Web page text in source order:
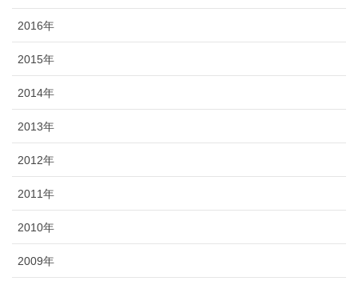
2016年
2015年
2014年
2013年
2012年
2011年
2010年
2009年